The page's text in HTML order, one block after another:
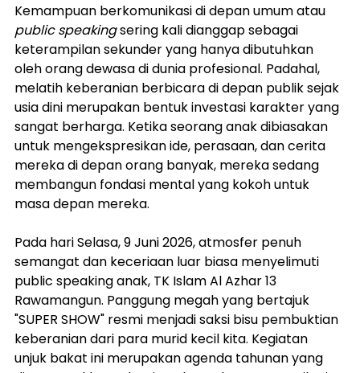
Kemampuan berkomunikasi di depan umum atau
public speaking sering kali dianggap sebagai
keterampilan sekunder yang hanya dibutuhkan
oleh orang dewasa di dunia profesional. Padahal,
melatih keberanian berbicara di depan publik sejak
usia dini merupakan bentuk investasi karakter yang
sangat berharga. Ketika seorang anak dibiasakan
untuk mengekspresikan ide, perasaan, dan cerita
mereka di depan orang banyak, mereka sedang
membangun fondasi mental yang kokoh untuk
masa depan mereka.
Pada hari Selasa, 9 Juni 2026, atmosfer penuh
semangat dan keceriaan luar biasa menyelimuti
public speaking anak, TK Islam Al Azhar 13
Rawamangun. Panggung megah yang bertajuk
"SUPER SHOW" resmi menjadi saksi bisu pembuktian
keberanian dari para murid kecil kita. Kegiatan
unjuk bakat ini merupakan agenda tahunan yang